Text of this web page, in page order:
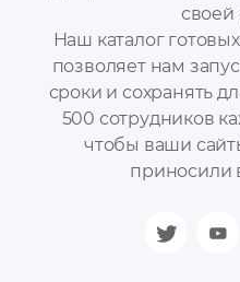
своей
Наш каталог
позволяет нам
сроки и сохранять
500 сотрудников
чтобы ваши
приносили